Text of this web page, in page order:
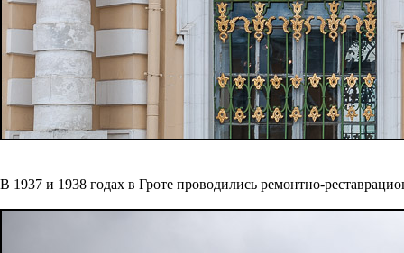
В 1937 и 1938 годах в Гроте проводились ремонтно-